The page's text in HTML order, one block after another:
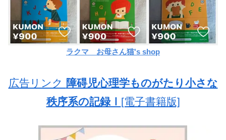
ラクマ お母さん猫's shop
広告リンク 障碍児心理学ものがたり小さな
秩序系の記録Ⅰ [電子書籍版]